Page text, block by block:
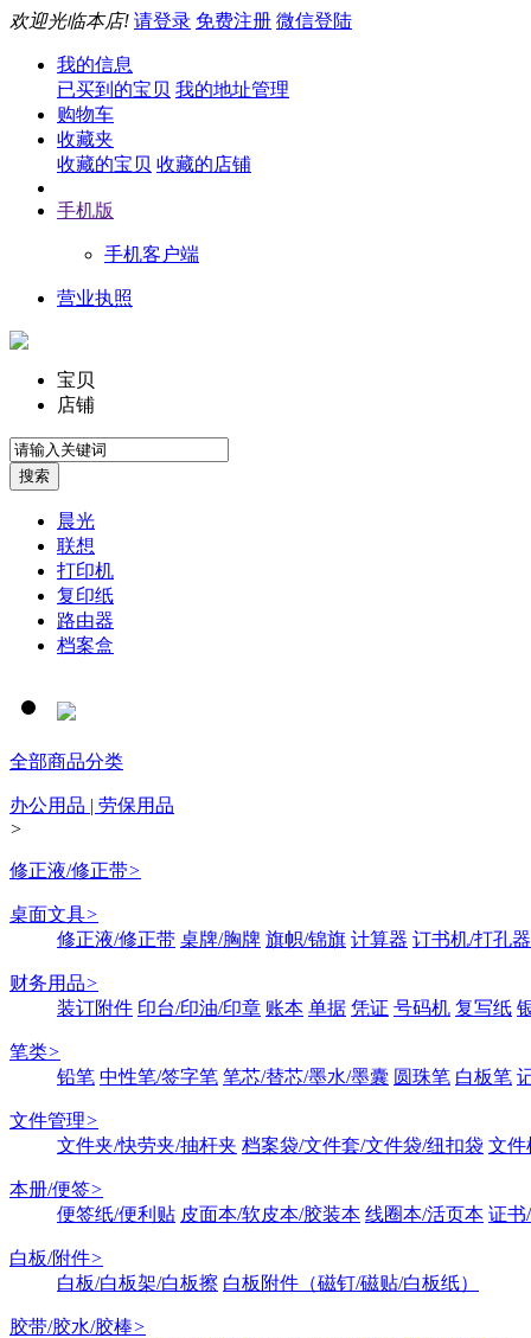
欢迎光临本店! 请登录 免费注册 微信登陆
我的信息
已买到的宝贝 我的地址管理
购物车
收藏夹
收藏的宝贝 收藏的店铺
手机版
手机客户端
营业执照
宝贝
店铺
晨光
联想
打印机
复印纸
路由器
档案盒
全部商品分类
办公用品 | 劳保用品
>
修正液/修正带>
桌面文具>
修正液/修正带 桌牌/胸牌 旗帜/锦旗 计算器 订书机/打孔器
财务用品>
装订附件 印台/印油/印章 账本 单据 凭证 号码机 复写纸
笔类>
铅笔 中性笔/签字笔 笔芯/替芯/墨水/墨囊 圆珠笔 白板笔
文件管理>
文件夹/快劳夹/抽杆夹 档案袋/文件套/文件袋/纽扣袋 文件
本册/便签>
便签纸/便利贴 皮面本/软皮本/胶装本 线圈本/活页本 证书
白板/附件>
白板/白板架/白板擦 白板附件（磁钉/磁贴/白板纸）
胶带/胶水/胶棒>